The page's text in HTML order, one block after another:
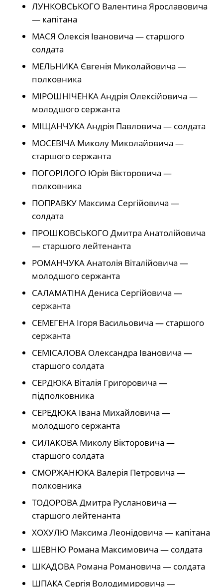
ЛУНКОВСЬКОГО Валентина Ярославовича
— капітана
МАСЯ Олексія Івановича — старшого
солдата
МЕЛЬНИКА Євгенія Миколайовича —
полковника
МІРОШНІЧЕНКА Андрія Олексійовича —
молодшого сержанта
МІЩАНЧУКА Андрія Павловича — солдата
МОСЕВІЧА Миколу Миколайовича —
старшого сержанта
ПОГОРІЛОГО Юрія Вікторовича —
полковника
ПОПРАВКУ Максима Сергійовича —
солдата
ПРОШКОВСЬКОГО Дмитра Анатолійовича
— старшого лейтенанта
РОМАНЧУКА Анатолія Віталійовича —
молодшого сержанта
САЛАМАТІНА Дениса Сергійовича —
сержанта
СЕМЕГЕНА Ігоря Васильовича — старшого
сержанта
СЕМІСАЛОВА Олександра Івановича —
старшого солдата
СЕРДЮКА Віталія Григоровича —
підполковника
СЕРЕДЮКА Івана Михайловича —
молодшого сержанта
СИЛАКОВА Миколу Вікторовича —
старшого солдата
СМОРЖАНЮКА Валерія Петровича —
полковника
ТОДОРОВА Дмитра Руслановича —
старшого лейтенанта
ХОХУЛЮ Максима Леонідовича — капітана
ШЕВНЮ Романа Максимовича — солдата
ШКАДОВА Романа Романовича — солдата
ШПАКА Сергія Володимировича —